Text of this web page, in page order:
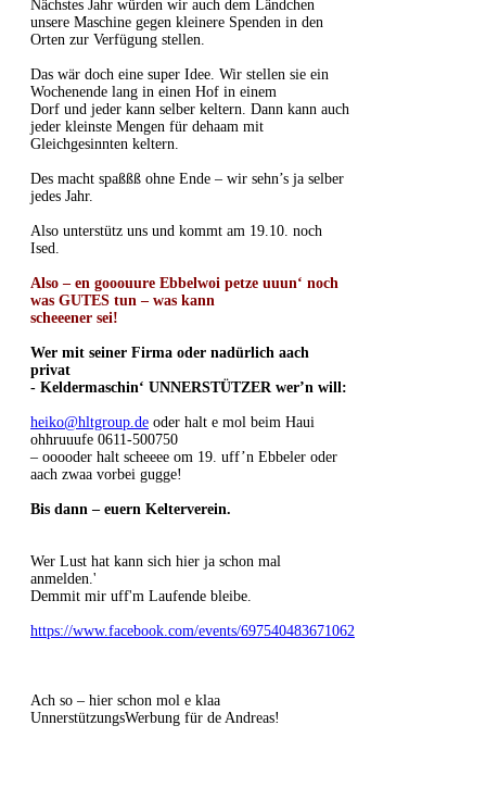
Nächstes Jahr würden wir auch dem Ländchen
unsere Maschine gegen kleinere Spenden in den
Orten zur Verfügung stellen.
Das wär doch eine super Idee. Wir stellen sie ein
Wochenende lang in einen Hof in einem
Dorf und jeder kann selber keltern. Dann kann auch
jeder kleinste Mengen für dehaam mit
Gleichgesinnten keltern.
Des macht spaßßß ohne Ende – wir sehn’s ja selber
jedes Jahr.
Also unterstütz uns und kommt am 19.10. noch
Ised.
Also – en gooouure Ebbelwoi petze uuun‘ noch
was GUTES tun – was kann
scheeener sei!
Wer mit seiner Firma oder nadürlich aach
privat
- Keldermaschin‘ UNNERSTÜTZER wer’n will:
heiko@hltgroup.de oder halt e mol beim Haui
ohhruuufe 0611-500750
– ooooder halt scheeee om 19. uff’n Ebbeler oder
aach zwaa vorbei gugge!
Bis dann – euern Kelterverein.
Wer Lust hat kann sich hier ja schon mal
anmelden.'
Demmit mir uff'm Laufende bleibe.
https://www.facebook.com/events/697540483671062
Ach so – hier schon mol e klaa
UnnerstützungsWerbung für de Andreas!